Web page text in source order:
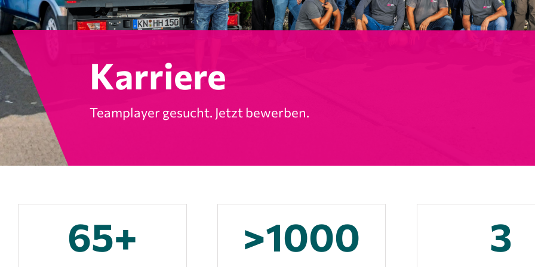
Karriere
Teamplayer gesucht. Jetzt bewerben.
65+ >1000 3